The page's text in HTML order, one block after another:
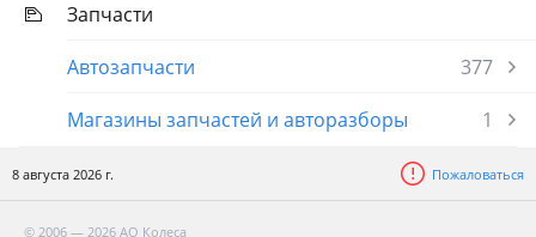
Запчасти
Автозапчасти
377
Магазины запчастей и авторазборы
1
8 августа 2026 г. Пожаловаться
© 2006 — 2026 АО Колеса